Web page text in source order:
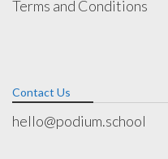
Terms and Conditions
Contact Us
hello@podium.school